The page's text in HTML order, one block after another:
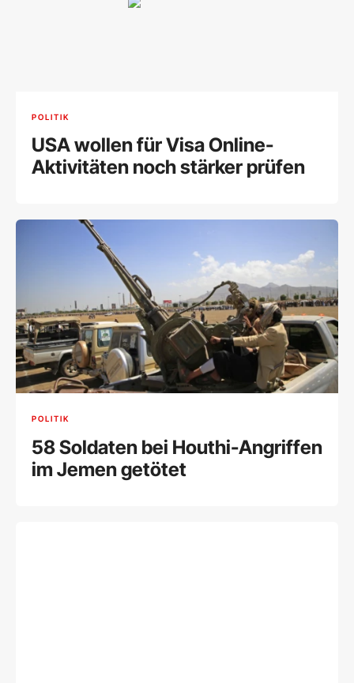
POLITIK
USA wollen für Visa Online-
Aktivitäten noch stärker prüfen
POLITIK
58 Soldaten bei Houthi-Angriffen
im Jemen getötet